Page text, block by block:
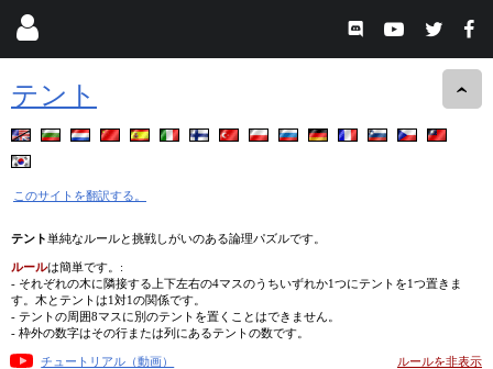
テント
このサイトを翻訳する。
テント 単純なルールと挑戦しがいのある論理パズルです。
ルールは簡単です。:
- それぞれの木に隣接する上下左右の4マスのうちいずれか1つにテントを1つ置きま
す。木とテントは1対1の関係です。
- テントの周囲8マスに別のテントを置くことはできません。
- 枠外の数字はその行または列にあるテントの数です。
チュートリアル（動画） ルールを非表示